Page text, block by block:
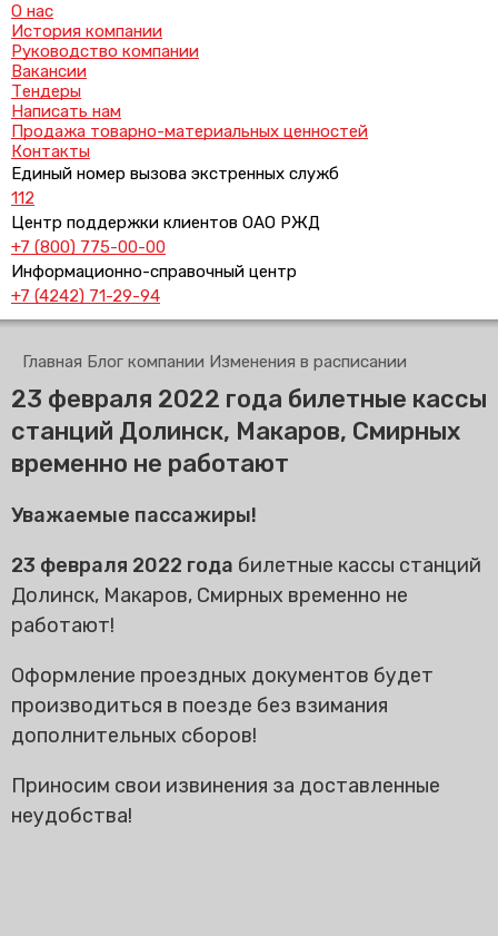
О нас
История компании
Руководство компании
Вакансии
Тендеры
Написать нам
Продажа товарно-материальных ценностей
Контакты
Единый номер вызова экстренных служб
112
Центр поддержки клиентов ОАО РЖД
+7 (800) 775-00-00
Информационно-справочный центр
+7 (4242) 71-29-94
Главная Блог компании Изменения в расписании
23 февраля 2022 года билетные кассы
станций Долинск, Макаров, Смирных
временно не работают
Уважаемые пассажиры!
23 февраля 2022 года билетные кассы станций
Долинск, Макаров, Смирных временно не
работают!
Оформление проездных документов будет
производиться в поезде без взимания
дополнительных сборов!
Приносим свои извинения за доставленные
неудобства!